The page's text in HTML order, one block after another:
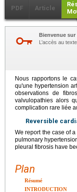
PDF Article
Bienvenue sur
L’accès au
Nous rapportons le
qu'une hypertension
observations de
valvulopathies alors
complication rare liée
Reversible
We report the case of
pulmonary
pleural fibrosis have
Plan
Résumé
INTRODUCTION